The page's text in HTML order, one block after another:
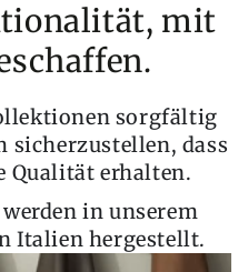
mit
sorgfältig
sicherzustellen, dass
Qualität erhalten.
in unserem
Italien hergestellt.